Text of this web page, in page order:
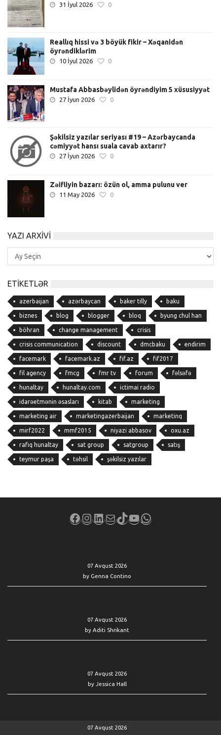
31 İyul 2026 0
Reallıq hissi və 3 böyük fikir – Xəqanidən
öyrəndiklərim
10 İyul 2026 0
Mustafa Abbasbəylidən öyrəndiyim 5 xüsusiyyət
27 İyun 2026 0
Şəkilsiz yazılar seriyası #19 – Azərbaycanda
cəmiyyət hansı suala cavab axtarır?
27 İyun 2026 0
Zəifliyin bazarı: özün ol, amma pulunu ver
11 May 2026 0
YAZI ARXIVI
Yazı
Arxivi
ETIKETLƏR
azerbaijan azərbaycan baker tilly baku
biznes blog blogger bloq byung chul han
böhran change management crisis
crisis communication discount dmcbaku endirim
facemark facemark.az fif.az fif2017
fil agency fmcg fmr tv forum fəlsəfə
hunaltay hunaltay.com ictimai radio
idarəetmənin əsasları kitab marketing
marketing air marketingazerbaijan marketinq
mirf2022 mmf2015 niyazi abbasov oxu.az
rafiq hunaltay sat group satgroup satış
teymur paşa təhsil şəkilsiz yazılar
Facebook
Instagram
LinkedIn
MailTikTok
YouTube
WhatsApp
07 Avqust 2026
by Genna Contino
07 Avqust 2026
by Aditi Shrikant
07 Avqust 2026
by Jessica Hall
07 Avqust 2026